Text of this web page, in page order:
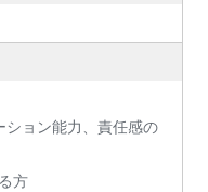
ョン能力、責任感の
方